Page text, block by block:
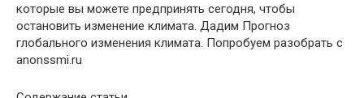
которые вы можете предпринять сегодня, чтобы
остановить изменение климата. Дадим Прогноз
глобального изменения климата. Попробуем разобрать с
anonssmi.ru